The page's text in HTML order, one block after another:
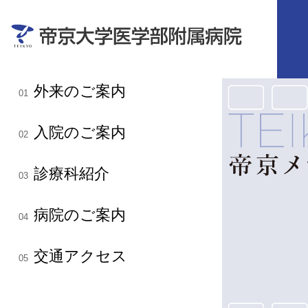
01 外来のご案内
02 入院のご案内
03 診療科紹介
04 病院のご案内
05 交通アクセス